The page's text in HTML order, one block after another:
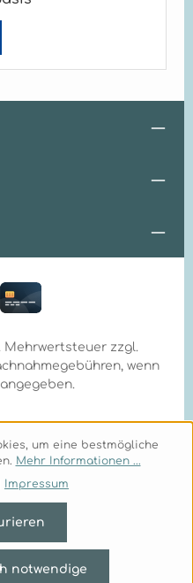
Mehrwertsteuer zzgl.
wenn
um eine bestmögliche
Mehr Informationen ...
Impressum
notwendige